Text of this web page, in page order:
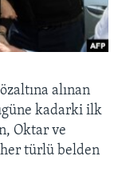
alınan
kadarki ilk
Oktar ve
türlü belden